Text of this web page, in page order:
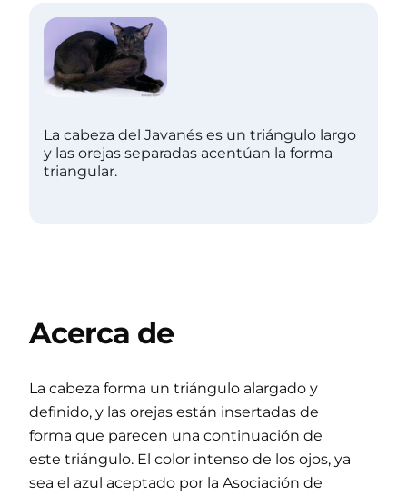
La cabeza del Javanés es un triángulo largo
y las orejas separadas acentúan la forma
triangular.
Acerca de
La cabeza forma un triángulo alargado y
definido, y las orejas están insertadas de
forma que parecen una continuación de
este triángulo. El color intenso de los ojos, ya
sea el azul aceptado por la Asociación de